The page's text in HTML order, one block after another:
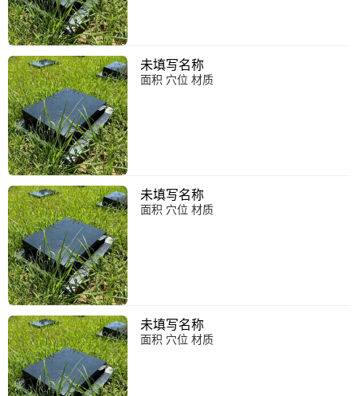
未填写名称
面积 穴位 材质
未填写名称
面积 穴位 材质
未填写名称
面积 穴位 材质